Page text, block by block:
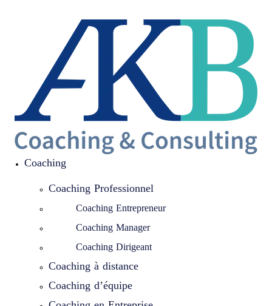
Coaching
Coaching Professionnel
Coaching Entrepreneur
Coaching Manager
Coaching Dirigeant
Coaching à distance
Coaching d’équipe